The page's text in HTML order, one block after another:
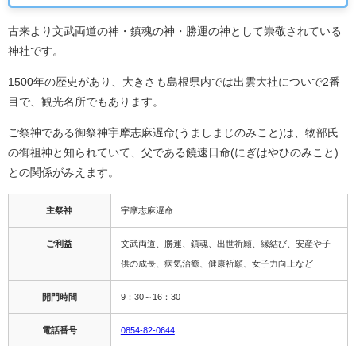
古来より文武両道の神・鎮魂の神・勝運の神として崇敬されている
神社です。
1500年の歴史があり、大きさも島根県内では出雲大社についで2番
目で、観光名所でもあります。
ご祭神である御祭神宇摩志麻遅命(うましまじのみこと)は、物部氏
の御祖神と知られていて、父である饒速日命(にぎはやひのみこと)
との関係がみえます。
主祭神 宇摩志麻遅命
ご利益 文武両道、勝運、鎮魂、出世祈願、縁結び、安産や子
供の成長、病気治癒、健康祈願、女子力向上など
開門時間 9：30～16：30
電話番号 0854-82-0644